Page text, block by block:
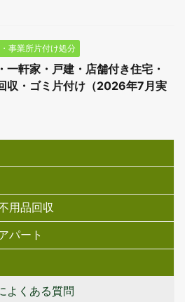
事業所片付け処分
一軒家・戸建・店舗付き住宅・
収・ゴミ片付け（2026年7月実
用品回収
パート
よくある質問